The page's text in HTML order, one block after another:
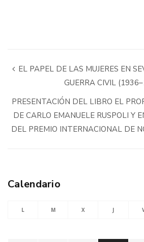
EL PAPEL DE LAS MUJERES EN
GUERRA CIVIL
PRESENTACIÓN DEL LIBRO EL
DE CARLO EMANUELE RUSPOLI Y
DEL PREMIO INTERNACIONAL DE
Calendario
L M X J